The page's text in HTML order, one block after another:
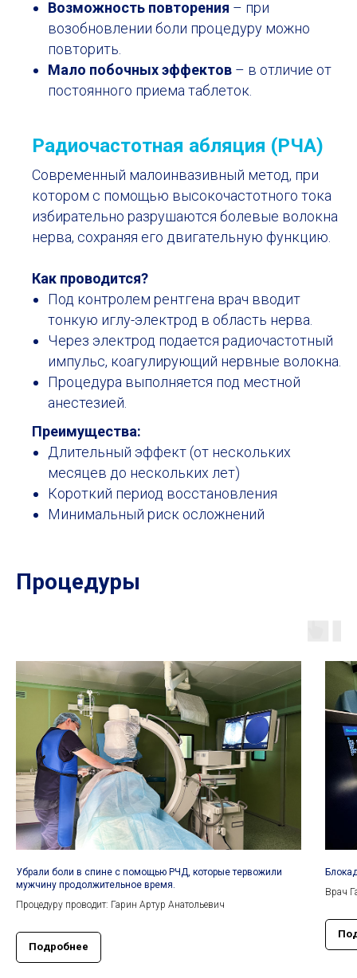
Возможность повторения – при
возобновлении боли процедуру можно
повторить.
Мало побочных эффектов – в отличие от
постоянного приема таблеток.
Радиочастотная абляция (РЧА)
Современный малоинвазивный метод, при
котором с помощью высокочастотного тока
избирательно разрушаются болевые волокна
нерва, сохраняя его двигательную функцию.
Как проводится?
Под контролем рентгена врач вводит
тонкую иглу-электрод в область нерва.
Через электрод подается радиочастотный
импульс, коагулирующий нервные волокна.
Процедура выполняется под местной
анестезией.
Преимущества:
Длительный эффект (от нескольких
месяцев до нескольких лет)
Короткий период восстановления
Минимальный риск осложнений
Процедуры
Убрали боли в спине с помощью РЧД, которые тервожили
мужчину продолжительное время.
Процедуру проводит: Гарин Артур Анатольевич
Подробнее
Врач